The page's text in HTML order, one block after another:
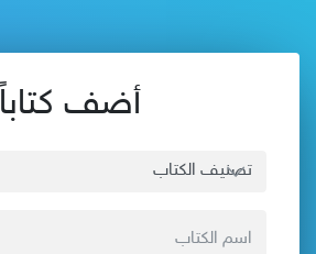
أضف كتاباً